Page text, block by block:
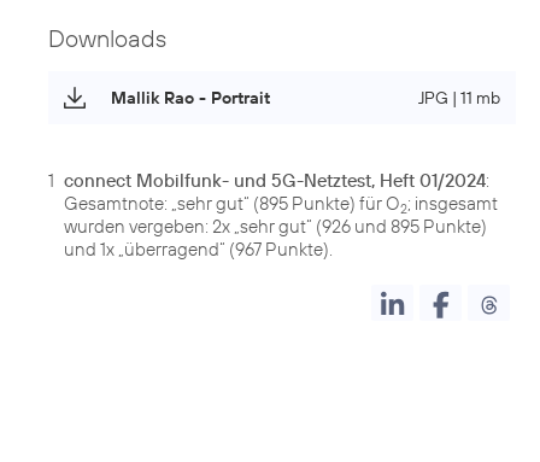
Downloads
Mallik Rao - Portrait JPG | 11 mb
1 connect Mobilfunk- und 5G-Netztest, Heft 01/2024:
Gesamtnote: „sehr gut“ (895 Punkte) für O2; insgesamt
wurden vergeben: 2x „sehr gut“ (926 und 895 Punkte)
und 1x „überragend“ (967 Punkte).